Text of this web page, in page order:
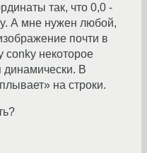
так, что 0,0 -
А мне нужен любой,
почти в
conky некоторое
динамически. В
на строки.